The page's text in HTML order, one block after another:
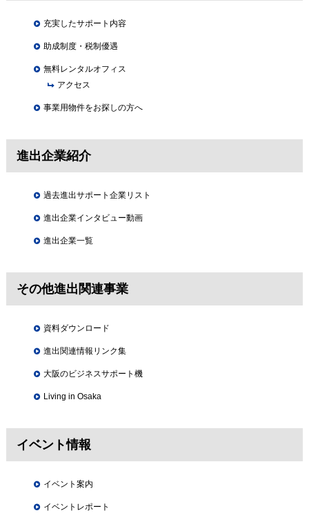
充実したサポート内容
助成制度・税制優遇
無料レンタルオフィス
アクセス
事業用物件をお探しの方へ
進出企業紹介
過去進出サポート企業リスト
進出企業インタビュー動画
進出企業一覧
その他進出関連事業
資料ダウンロード
進出関連情報リンク集
大阪のビジネスサポート機
Living in Osaka
イベント情報
イベント案内
イベントレポート